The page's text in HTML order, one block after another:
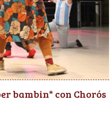
bambin* con Chorós